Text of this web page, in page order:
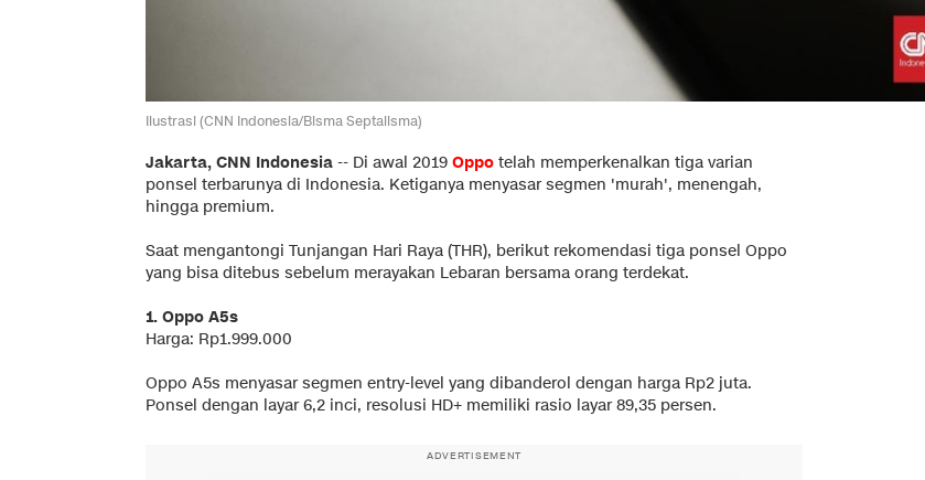
Ilustrasi (CNN Indonesia/Bisma Septalisma)
Jakarta, CNN Indonesia -- Di awal 2019 Oppo telah memperkenalkan tiga varian
ponsel terbarunya di Indonesia. Ketiganya menyasar segmen 'murah', menengah,
hingga premium.
Saat mengantongi Tunjangan Hari Raya (THR), berikut rekomendasi tiga ponsel Oppo
yang bisa ditebus sebelum merayakan Lebaran bersama orang terdekat.
1. Oppo A5s
Harga: Rp1.999.000
Oppo A5s menyasar segmen entry-level yang dibanderol dengan harga Rp2 juta.
Ponsel dengan layar 6,2 inci, resolusi HD+ memiliki rasio layar 89,35 persen.
ADVERTISEMENT